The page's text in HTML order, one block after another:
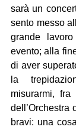
sarà un
sento messo
grande
evento; alla
di aver
la
misurarmi, fra
dell’Orchestra
bravi: una